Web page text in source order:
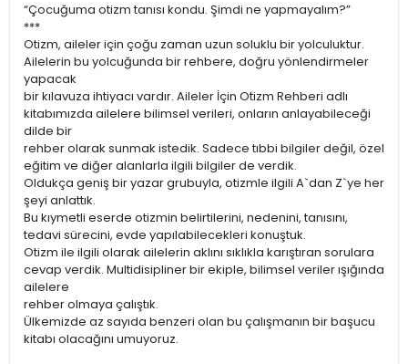
“Çocuğuma otizm tanısı kondu. Şimdi ne yapmayalım?”
***
Otizm, aileler için çoğu zaman uzun soluklu bir yolculuktur.
Ailelerin bu yolcuğunda bir rehbere, doğru yönlendirmeler
yapacak
bir kılavuza ihtiyacı vardır. Aileler İçin Otizm Rehberi adlı
kitabımızda ailelere bilimsel verileri, onların anlayabileceği
dilde bir
rehber olarak sunmak istedik. Sadece tıbbi bilgiler değil, özel
eğitim ve diğer alanlarla ilgili bilgiler de verdik.
Oldukça geniş bir yazar grubuyla, otizmle ilgili A`dan Z`ye her
şeyi anlattık.
Bu kıymetli eserde otizmin belirtilerini, nedenini, tanısını,
tedavi sürecini, evde yapılabilecekleri konuştuk.
Otizm ile ilgili olarak ailelerin aklını sıklıkla karıştıran sorulara
cevap verdik. Multidisipliner bir ekiple, bilimsel veriler ışığında
ailelere
rehber olmaya çalıştık.
Ülkemizde az sayıda benzeri olan bu çalışmanın bir başucu
kitabı olacağını umuyoruz.